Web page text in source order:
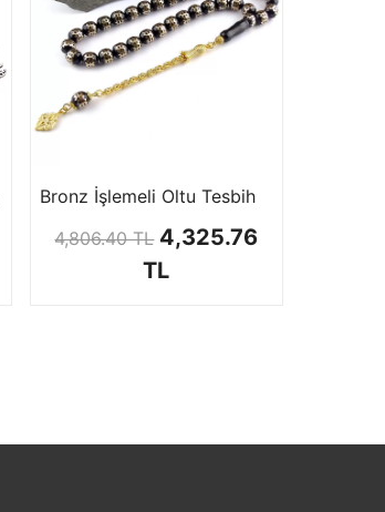
Bronz İşlemeli Oltu Tesbih
4,806.40 TL 4,325.76
TL